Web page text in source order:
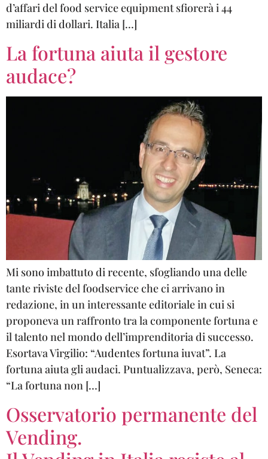
d’affari del food service equipment sfiorerà i 44
miliardi di dollari. Italia […]
La fortuna aiuta il gestore
audace?
Mi sono imbattuto di recente, sfogliando una delle
tante riviste del foodservice che ci arrivano in
redazione, in un interessante editoriale in cui si
proponeva un raffronto tra la componente fortuna e
il talento nel mondo dell’imprenditoria di successo.
Esortava Virgilio: “Audentes fortuna iuvat”. La
fortuna aiuta gli audaci. Puntualizzava, però, Seneca:
“La fortuna non […]
Osservatorio permanente del
Vending.